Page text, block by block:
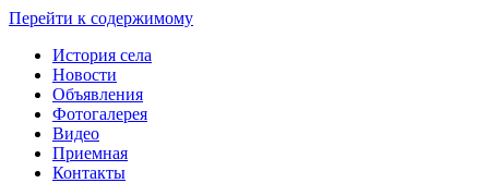
Перейти к содержимому
История села
Новости
Объявления
Фотогалерея
Видео
Приемная
Контакты